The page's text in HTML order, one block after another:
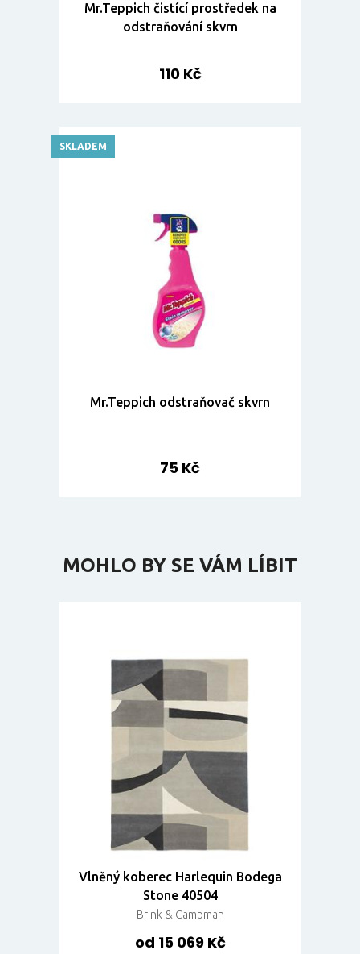
Mr.Teppich čistící prostředek na
odstraňování skvrn
110 Kč
Mr.Teppich odstraňovač skvrn
75 Kč
SKLADEM
MOHLO BY SE VÁM LÍBIT
Vlněný koberec Harlequin Bodega
Stone 40504
Brink & Campman
od 15 069 Kč